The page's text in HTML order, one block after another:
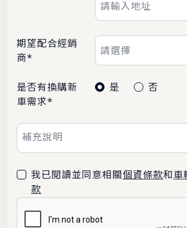
期望配合經銷
商*
是否有換購新
車需求*
是 否
我已閱讀並同意相關個資條款和車
款